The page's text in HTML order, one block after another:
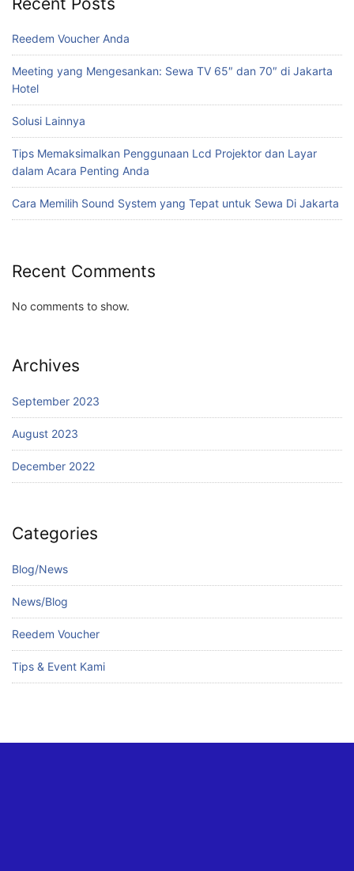
Reedem Voucher Anda
Meeting yang Mengesankan: Sewa TV 65″ dan 70″ di Jakarta
Hotel
Solusi Lainnya
Tips Memaksimalkan Penggunaan Lcd Projektor dan Layar
dalam Acara Penting Anda
Cara Memilih Sound System yang Tepat untuk Sewa Di Jakarta
Recent Comments
No comments to show.
Archives
September 2023
August 2023
December 2022
Categories
Blog/News
News/Blog
Reedem Voucher
Tips & Event Kami